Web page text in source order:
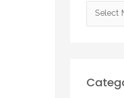
r
v